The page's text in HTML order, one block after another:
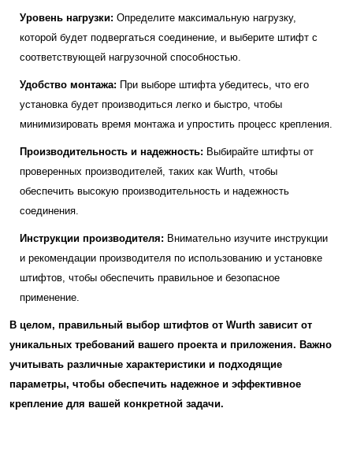
Уровень нагрузки: Определите максимальную нагрузку,
которой будет подвергаться соединение, и выберите штифт с
соответствующей нагрузочной способностью.
Удобство монтажа: При выборе штифта убедитесь, что его
установка будет производиться легко и быстро, чтобы
минимизировать время монтажа и упростить процесс крепления.
Производительность и надежность: Выбирайте штифты от
проверенных производителей, таких как Wurth, чтобы
обеспечить высокую производительность и надежность
соединения.
Инструкции производителя: Внимательно изучите инструкции
и рекомендации производителя по использованию и установке
штифтов, чтобы обеспечить правильное и безопасное
применение.
В целом, правильный выбор штифтов от Wurth зависит от
уникальных требований вашего проекта и приложения. Важно
учитывать различные характеристики и подходящие
параметры, чтобы обеспечить надежное и эффективное
крепление для вашей конкретной задачи.